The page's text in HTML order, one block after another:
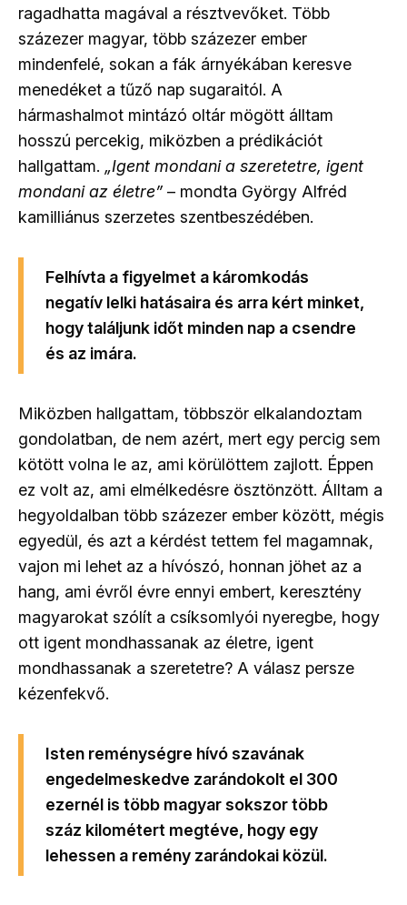
ragadhatta magával a résztvevőket. Több
százezer magyar, több százezer ember
mindenfelé, sokan a fák árnyékában keresve
menedéket a tűző nap sugaraitól. A
hármashalmot mintázó oltár mögött álltam
hosszú percekig, miközben a prédikációt
hallgattam. „Igent mondani a szeretetre, igent
mondani az életre” – mondta György Alfréd
kamilliánus szerzetes szentbeszédében.
Felhívta a figyelmet a káromkodás
negatív lelki hatásaira és arra kért minket,
hogy találjunk időt minden nap a csendre
és az imára.
Miközben hallgattam, többször elkalandoztam
gondolatban, de nem azért, mert egy percig sem
kötött volna le az, ami körülöttem zajlott. Éppen
ez volt az, ami elmélkedésre ösztönzött. Álltam a
hegyoldalban több százezer ember között, mégis
egyedül, és azt a kérdést tettem fel magamnak,
vajon mi lehet az a hívószó, honnan jöhet az a
hang, ami évről évre ennyi embert, keresztény
magyarokat szólít a csíksomlyói nyeregbe, hogy
ott igent mondhassanak az életre, igent
mondhassanak a szeretetre? A válasz persze
kézenfekvő.
Isten reménységre hívó szavának
engedelmeskedve zarándokolt el 300
ezernél is több magyar sokszor több
száz kilométert megtéve, hogy egy
lehessen a remény zarándokai közül.